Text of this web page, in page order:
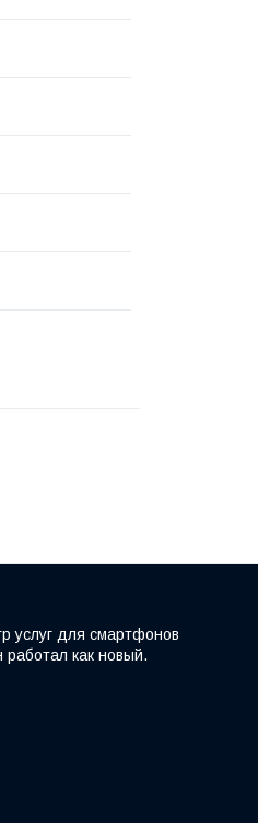
услуг для смартфонов
как новый.